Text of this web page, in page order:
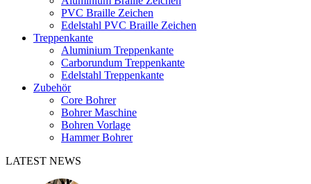
PVC Braille Zeichen
Edelstahl PVC Braille Zeichen
Treppenkante
Aluminium Treppenkante
Carborundum Treppenkante
Edelstahl Treppenkante
Zubehör
Core Bohrer
Bohrer Maschine
Bohren Vorlage
Hammer Bohrer
LATEST NEWS